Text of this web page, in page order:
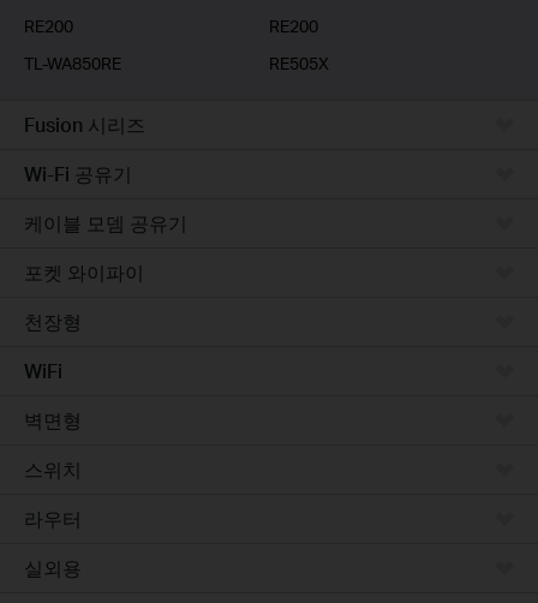
RE200
RE200
TL-WA850RE
RE505X
Fusion 시리즈
Wi-Fi 공유기
케이블 모뎀 공유기
포켓 와이파이
천장형
WiFi
벽면형
스위치
라우터
실외용